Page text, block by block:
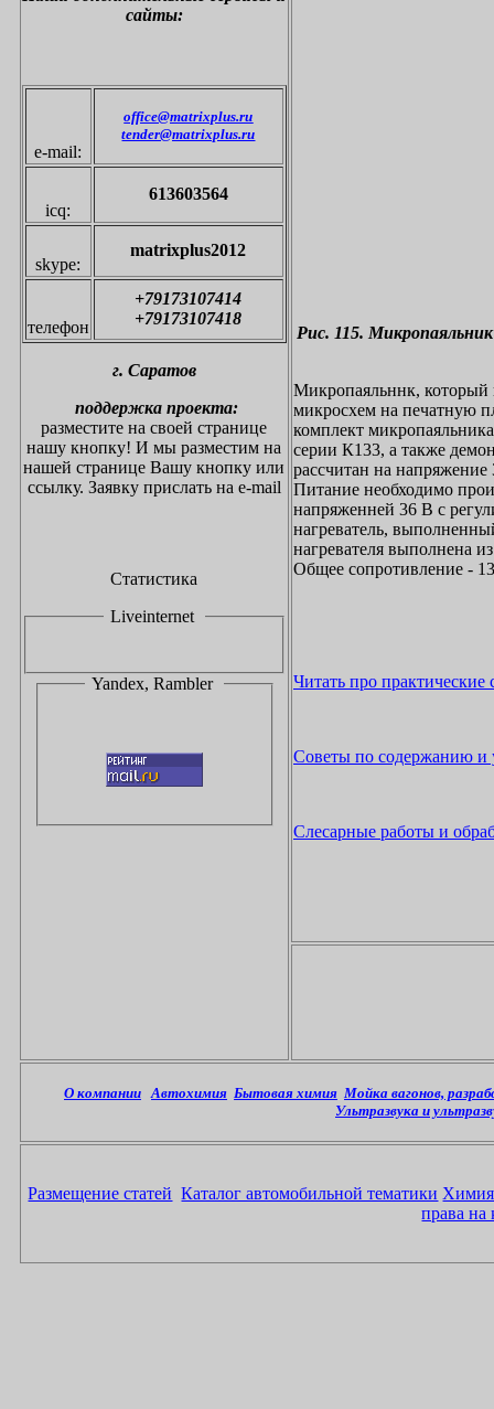
сайты:
e-mail:
office@matrixplus.ru
tender@matrixplus.ru
icq:
613603564
skype:
matrixplus2012
телефон
+79173107414
+79173107418
г. Саратов
поддержка проекта:
разместите на своей странице
нашу кнопку! И мы разместим на
нашей странице Вашу кнопку или
ссылку. Заявку прислать на e-mail
Статистика
Liveinternet
Yandex, Rambler
Рис. 115.
Микропаяльннк, который
микросхем на печатную
комплект
серии К133, а также
рассчитан на
Питание необходимо
напряженней 36 В с
нагреватель,
нагревателя выполнена
Общее сопротивление -
Читать про
Советы по содержанию и
Слесарные работы и
О компании Автохимия Бытовая химия Мойка вагонов,
Ультразвука и
Размещение статей Каталог автомобильной тематики Химия
права на